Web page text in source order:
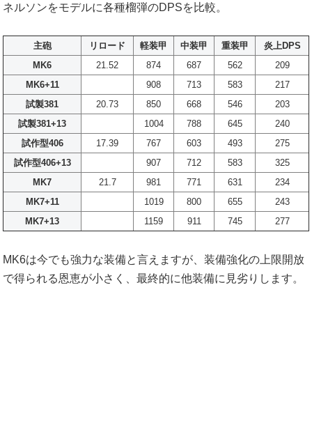
ネルソンをモデルに各種榴弾のDPSを比較。
主砲 リロード 軽装甲 中装甲 重装甲
炎上DPS
MK6
21.52 874 687 562
209
MK6+11
908 713 583
217
試製381
20.73 850 668 546
203
試製381+13
1004 788 645
240
試作型406
17.39 767 603 493
275
試作型406+13
907 712 583
325
MK7
21.7 981 771 631
234
MK7+11
1019 800 655
243
MK7+13
1159 911 745 277
MK6は今でも強力な装備と言えますが、装備強化の上限開放
で得られる恩恵が小さく、最終的に他装備に見劣りします。